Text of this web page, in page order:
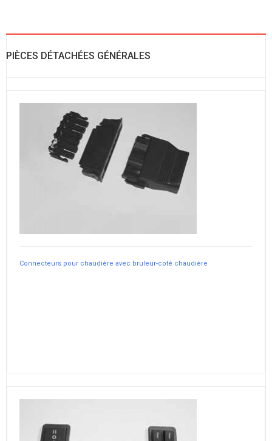
PIÈCES DÉTACHÉES GÉNÉRALES
Connecteurs pour chaudière avec bruleur-coté chaudière